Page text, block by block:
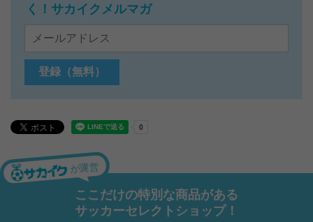
く！サカイクメルマガ
が運営
ここだけの特別な商品がある
サッカーセレクトショップ！